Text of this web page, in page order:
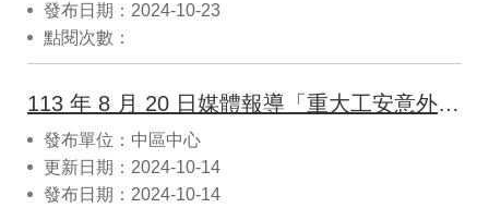
發布日期：2024-10-23
點閱次數：
113 年 8 月 20 日媒體報導「重大工安意外！彰化海龍離岸風電CO2外洩」
發布單位：中區中心
更新日期：2024-10-14
發布日期：2024-10-14